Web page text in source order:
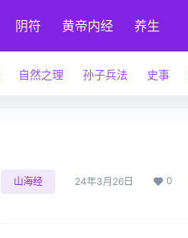
阴符 黄帝内经 养生
自然之理 孙子兵法 史事
山海经 24年3月26日 0